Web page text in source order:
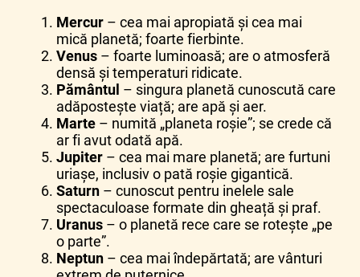
Mercur – cea mai apropiată și cea mai
mică planetă; foarte fierbinte.
Venus – foarte luminoasă; are o atmosferă
densă și temperaturi ridicate.
Pământul – singura planetă cunoscută care
adăpostește viață; are apă și aer.
Marte – numită „planeta roșie”; se crede că
ar fi avut odată apă.
Jupiter – cea mai mare planetă; are furtuni
uriașe, inclusiv o pată roșie gigantică.
Saturn – cunoscut pentru inelele sale
spectaculoase formate din gheață și praf.
Uranus – o planetă rece care se rotește „pe
o parte”.
Neptun – cea mai îndepărtată; are vânturi